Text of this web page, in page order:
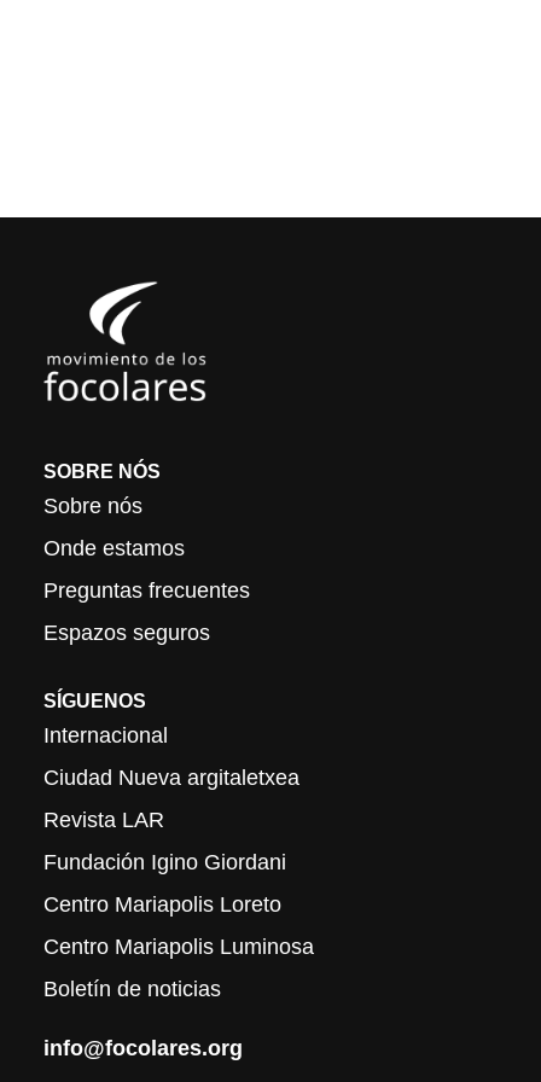
SOBRE NÓS
Sobre nós
Onde estamos
Preguntas frecuentes
Espazos seguros
SÍGUENOS
Internacional
Ciudad Nueva argitaletxea
Revista LAR
Fundación Igino Giordani
Centro Mariapolis Loreto
Centro Mariapolis Luminosa
Boletín de noticias
info@focolares.org